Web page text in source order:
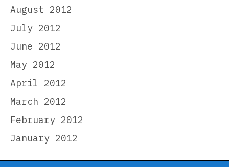
August 2012
July 2012
June 2012
May 2012
April 2012
March 2012
February 2012
January 2012